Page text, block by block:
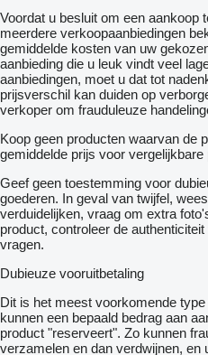
Voordat u besluit om een ​​aankoop
meerdere verkoopaanbiedingen
gemiddelde kosten van uw
aanbieding die u leuk vindt veel
aanbiedingen, moet u dat tot
prijsverschil kan duiden op
verkoper om frauduleuze
Koop geen producten waarvan de
gemiddelde prijs voor vergelijkbare
Geef geen toestemming voor
goederen. In geval van twijfel,
verduidelijken, vraag om extra
product, controleer de
vragen.
Dubieuze vooruitbetaling
Dit is het meest voorkomende
kunnen een bepaald bedrag aan
product "reserveert". Zo kunnen
verzamelen en dan verdwijnen, en